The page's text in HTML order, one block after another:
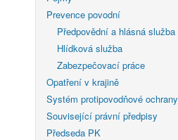
Prevence povodní
Předpovědní a hlásná služba
Hlídková služba
Zabezpečovací práce
Opatření v krajině
Systém protipovodňové ochrany
Související právní předpisy
Předseda PK